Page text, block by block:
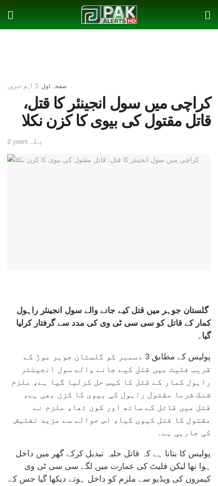
صفحہ اول اہم خبریں
کراچی میں سول انجینئر کا قتل،
قاتل مقتول کی بیوی کا کزن نکلا
2 years پہلے
گلستان جوہر میں قتل کیے جانے والے سول انجینئر راہول
کمار کے قاتل کو سی سی ٹی وی کی مدد سے گرفتار کرلیا
گیا۔
پولیس کے مطابق 3 دسمبر کو گلستان جوہر موڑ کے
قریب فلیٹ میں قتل کیے جانے والے سول انجینئر
راہول کمار کے قتل کا کیس حل کرلیا گیا ہے، ملزم
شنک شرما مقتول راہول کی بیوی کا کزن بھی ہے،
قتل میں قاتل کے ساتھ اور کون تھا، ملزم نے
مقتول کا قتل کیوں کیا، اس حوالے سے مزید تفتیش
کی جارہی ہے۔
پولیس کا بتانا ہے کہ قاتل حلیہ تبدیل کرکے گھر میں داخل
ہوا تھا لیکن فلیٹ کی عمارت میں لگے سی سی ٹی وی
کیمروں کی ویڈیو سے ملزم کو داخل ہوتے دیکھا گیا جس کے